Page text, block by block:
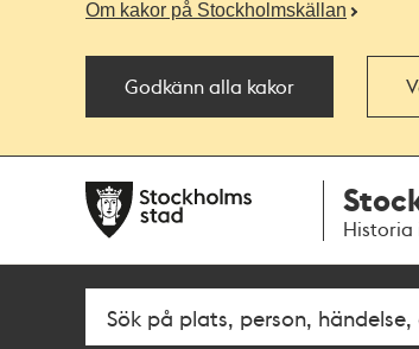
Om kakor på Stockholmskällan
Godkänn alla kakor
navigationen
huvudinnehållet
Historia
Fritextsök